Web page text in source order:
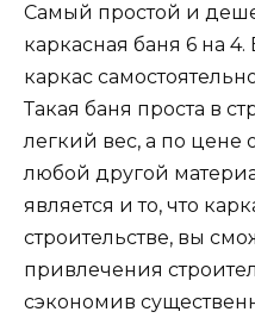
Самый простой и
каркасная баня 6 на
каркас
Такая баня проста в
легкий вес, а по цене
любой другой
является и то, что
строительстве, вы
привлечения
сэкономив